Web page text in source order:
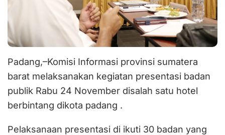
Padang,–Komisi Informasi provinsi sumatera
barat melaksanakan kegiatan presentasi badan
publik Rabu 24 November disalah satu hotel
berbintang dikota padang .
Pelaksanaan presentasi di ikuti 30 badan yang